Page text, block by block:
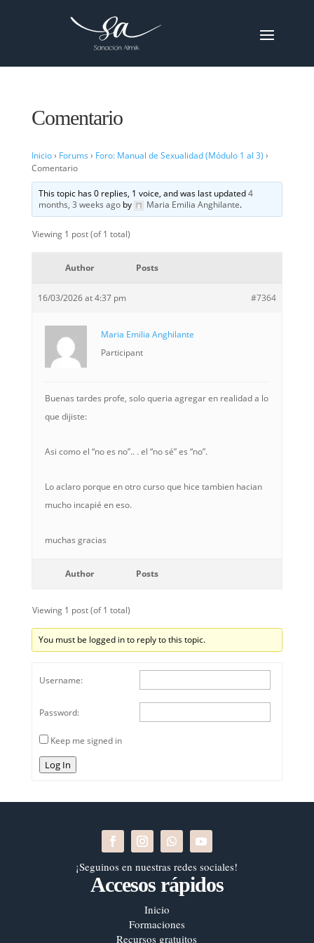
Comentario
Inicio› Forums › Foro: Manual de Sexualidad (Módulo 1 al 3) ›
Comentario
This topic has 0 replies, 1 voice, and was last updated4
months, 3 weeks agoby Maria Emilia Anghilante.
Viewing 1 post (of 1 total)
Author Posts
16/03/2026 at 4:37 pm #7364
Maria Emilia Anghilante
Participant
Buenas tardes profe, solo queria agregar en realidad a lo
que dijiste:
Asi como el “no es no”.. . el “no sé” es “no”.
Lo aclaro porque en otro curso que hice tambien hacian
mucho incapié en eso.
muchas gracias
Author Posts
Viewing 1 post (of 1 total)
You must be logged in to reply to this topic.
Username:
Password:
Keep me signed in
Log In
¡Seguinos en nuestras redes sociales!
Accesos rápidos
Inicio
Formaciones
Recursos gratuitos